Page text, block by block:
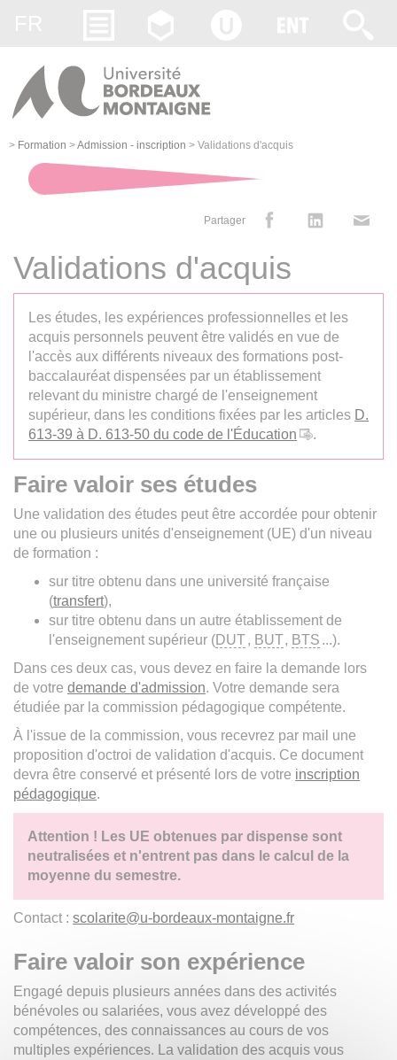
> Formation >Admission - inscription > Validations d'acquis
Partager
Validations d'acquis
Les études, les expériences professionnelles et les
acquis personnels peuvent être validés en vue de
l'accès aux différents niveaux des formations post-
baccalauréat dispensées par un établissement
relevant du ministre chargé de l'enseignement
supérieur, dans les conditions fixées par les articles D.
613-39 à D. 613-50 du code de l'Éducation
.
Faire valoir ses études
Une validation des études peut être accordée pour obtenir
une ou plusieurs unités d'enseignement (UE) d'un niveau
de formation :
sur titre obtenu dans une université française
(transfert),
sur titre obtenu dans un autre établissement de
l'enseignement supérieur (DUT, BUT, BTS ...).
Dans ces deux cas, vous devez en faire la demande lors
de votre demande d'admission. Votre demande sera
étudiée par la commission pédagogique compétente.
À l'issue de la commission, vous recevrez par mail une
proposition d'octroi de validation d'acquis. Ce document
devra être conservé et présenté lors de votre inscription
pédagogique.
Attention ! Les UE obtenues par dispense sont
neutralisées et n'entrent pas dans le calcul de la
moyenne du semestre.
Contact : scolarite@u-bordeaux-montaigne.fr
Faire valoir son expérience
Engagé depuis plusieurs années dans des activités
bénévoles ou salariées, vous avez développé des
compétences, des connaissances au cours de vos
multiples expériences. La validation des acquis vous